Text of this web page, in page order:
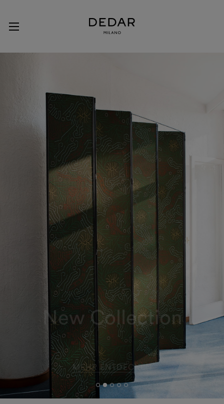
MEHR ENTDECKEN
New Collection